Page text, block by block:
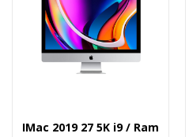
IMac 2019 27 5K i9 / Ram